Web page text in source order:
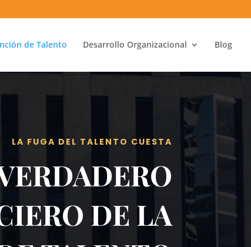
de Talento Desarrollo Organizacional Blog
LA FUGA DEL TALENTO CUESTA
DE LA